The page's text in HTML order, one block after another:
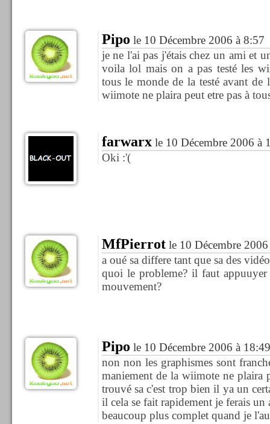
Pipo le 10 Décembre 2006 à 8:57
je ne l'ai pas j'étais chez un ami et
voila lol mais on a pas testé les
tous le monde de la testé avant de
wiimote ne plaira peut etre pas à
farwarxle 10 Décembre 2006 à
Oki :'(
MfPierrotle 10 Décembre
a oué sa differe tant que sa des
quoi le probleme? il faut appuuyer
mouvement?
Pipo le 10 Décembre 2006 à 18:49
non non les graphismes sont
maniement de la wiimote ne plaira
trouvé sa c'est trop bien il ya un
il cela se fait rapidement je ferais
beaucoup plus complet quand je